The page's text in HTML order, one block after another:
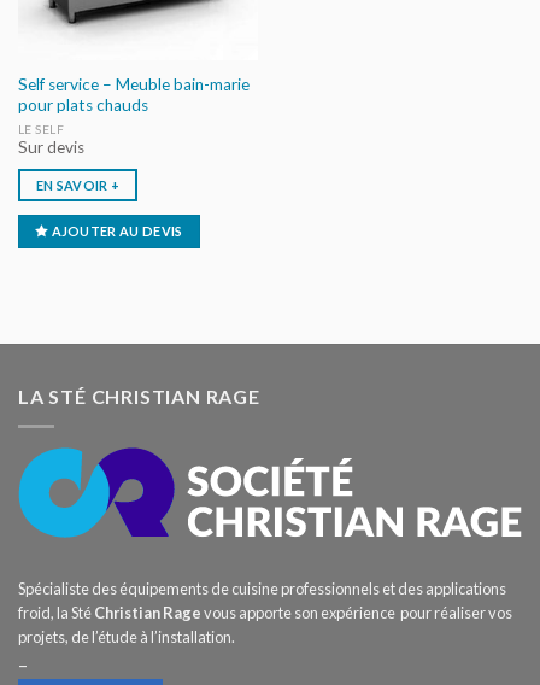
Self service – Meuble bain-marie
pour plats chauds
LE SELF
Sur devis
EN SAVOIR +
AJOUTER AU DEVIS
LA STÉ CHRISTIAN RAGE
Spécialiste des équipements de cuisine professionnels et des applications
froid, la StéChristian Ragevous apporte son expérience pour réaliser vos
projets, de l’étude à l’installation.
–